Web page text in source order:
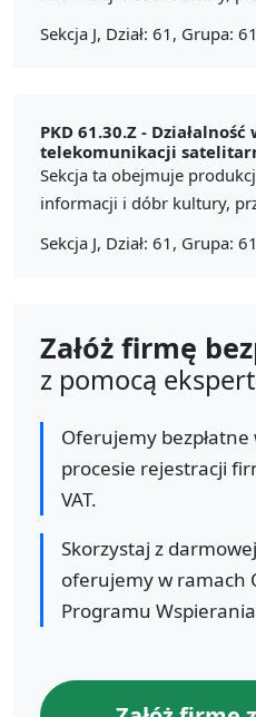
Sekcja J, Dział: 61, Grupa:
PKD 61.30.Z - Działalność
telekomunikacji
Sekcja ta obejmuje
informacji i dóbr kultury,
Sekcja J, Dział: 61, Grupa:
Załóż firmę
z pomocą
Oferujemy bezpłatne
procesie rejestracji
VAT.
Skorzystaj z
oferujemy w ramach
Programu